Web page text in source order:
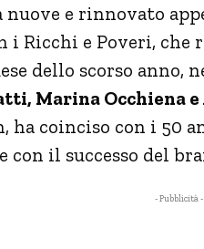
e rinnovato
Ricchi e Poveri, che
dello scorso anno,
Marina Occhiena
ha coinciso con i 50
il successo del
- Pubblicità -